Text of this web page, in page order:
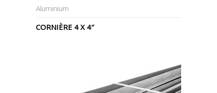
Aluminium
CORNIÈRE 4 X 4″